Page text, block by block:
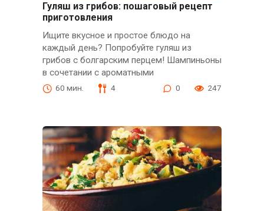
Гуляш из грибов: пошаговый рецепт
приготовления
Ищите вкусное и простое блюдо на
каждый день? Попробуйте гуляш из
грибов с болгарским перцем! Шампиньоны
в сочетании с ароматными
60 мин. 4 0 247